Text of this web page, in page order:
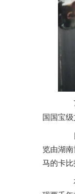
7
国国宝级
目
览由湖
马的卡
本